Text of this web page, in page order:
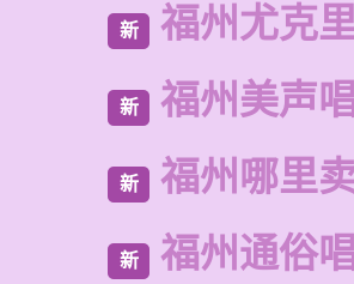
新 福州尤克
新 福州美声
新 福州哪里
新 福州通俗